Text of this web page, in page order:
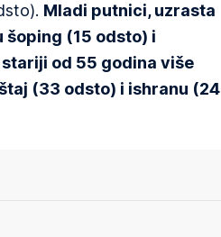
Mladi putnici, uzrasta
šoping (15 odsto) i
od 55 godina više
(33 odsto) i ishranu (24